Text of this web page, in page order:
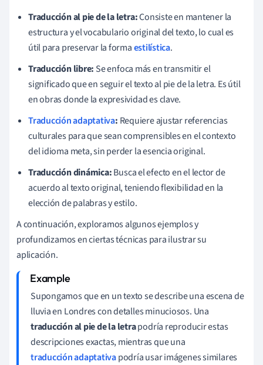
Traducción al pie de la letra:Consiste en mantener la
estructura y el vocabulario original del texto, lo cual es
útil para preservar la formaestilística.
Traducción libre: Se enfoca más en transmitir el
significado que en seguir el texto al pie de la letra. Es útil
en obras donde la expresividad es clave.
Traducción adaptativa: Requiere ajustar referencias
culturales para que sean comprensibles en el contexto
del idioma meta, sin perder la esencia original.
Traducción dinámica:Busca el efecto en el lector de
acuerdo al texto original, teniendo flexibilidad en la
elección de palabras y estilo.
A continuación, exploramos algunos ejemplos y
profundizamos en ciertas técnicas para ilustrar su
aplicación.
Supongamos que en un texto se describe una escena de
lluvia en Londres con detalles minuciosos. Una
traducción al pie de la letrapodría reproducir estas
descripciones exactas, mientras que una
traducción adaptativapodría usar imágenes similares